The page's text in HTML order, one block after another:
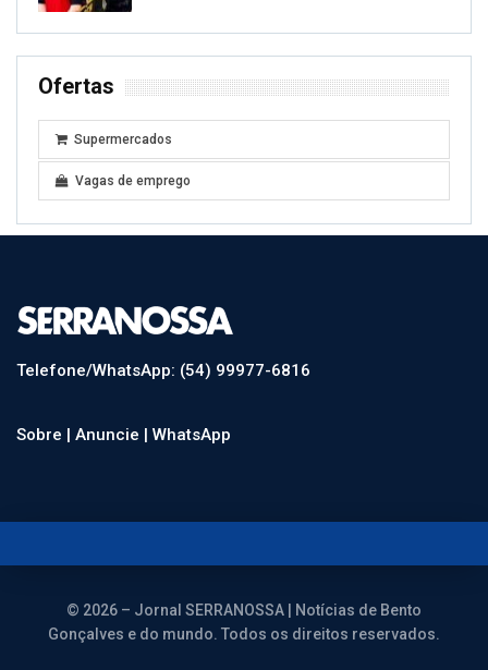
Ofertas
Supermercados
Vagas de emprego
Telefone/WhatsApp: (54) 99977-6816
Sobre | Anuncie | WhatsApp
© 2026 – Jornal SERRANOSSA | Notícias de Bento
Gonçalves e do mundo. Todos os direitos reservados.